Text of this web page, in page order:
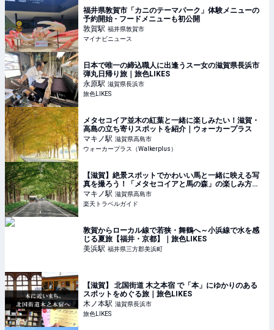
福井県敦賀市「カニのテーマパーク」体験メニューの
予約開始 - フードメニューも初公開
敦賀駅 福井県敦賀市
マイナビニュース
日本で唯一の締込職人に出逢うスー女の滋賀県長浜市
弾丸日帰り旅｜旅色LIKES
永原駅 滋賀県長浜市
旅色LIKES
メタセコイア並木の紅葉と一緒に楽しみたい！滋賀・
高島の立ち寄りスポットを紹介｜ウォーカープラス
マキノ駅 滋賀県高島市
ウォーカープラス（Walkerplus）
【滋賀】絶景スポットでかわいい馬と一緒に映える写
真を撮ろう！「メタセコイアと馬の森」の楽しみ方ガ
イド 【楽天トラベル】
マキノ駅 滋賀県高島市
楽天トラベルガイド
敦賀からローカル線で若狭・舞鶴へ～小浜線で水を感
じる夏旅【福井・京都】｜旅色LIKES
美浜駅 福井県三方郡美浜町
【滋賀】 北国街道 木之本宿 で「本」にゆかりのある
スポットをめぐる旅｜旅色LIKES
木ノ本駅 滋賀県長浜市
旅色LIKES